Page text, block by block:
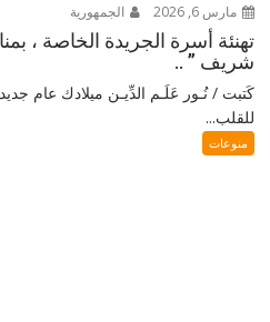
مارس 6, 2026 الجمهورية
تهنئة أسرة الجريدة الخاصة ،
شريف ” ..
كَتبت / نُـور عَلَـم الدِّيـن ميلادك عام
للقلب...
منوعات